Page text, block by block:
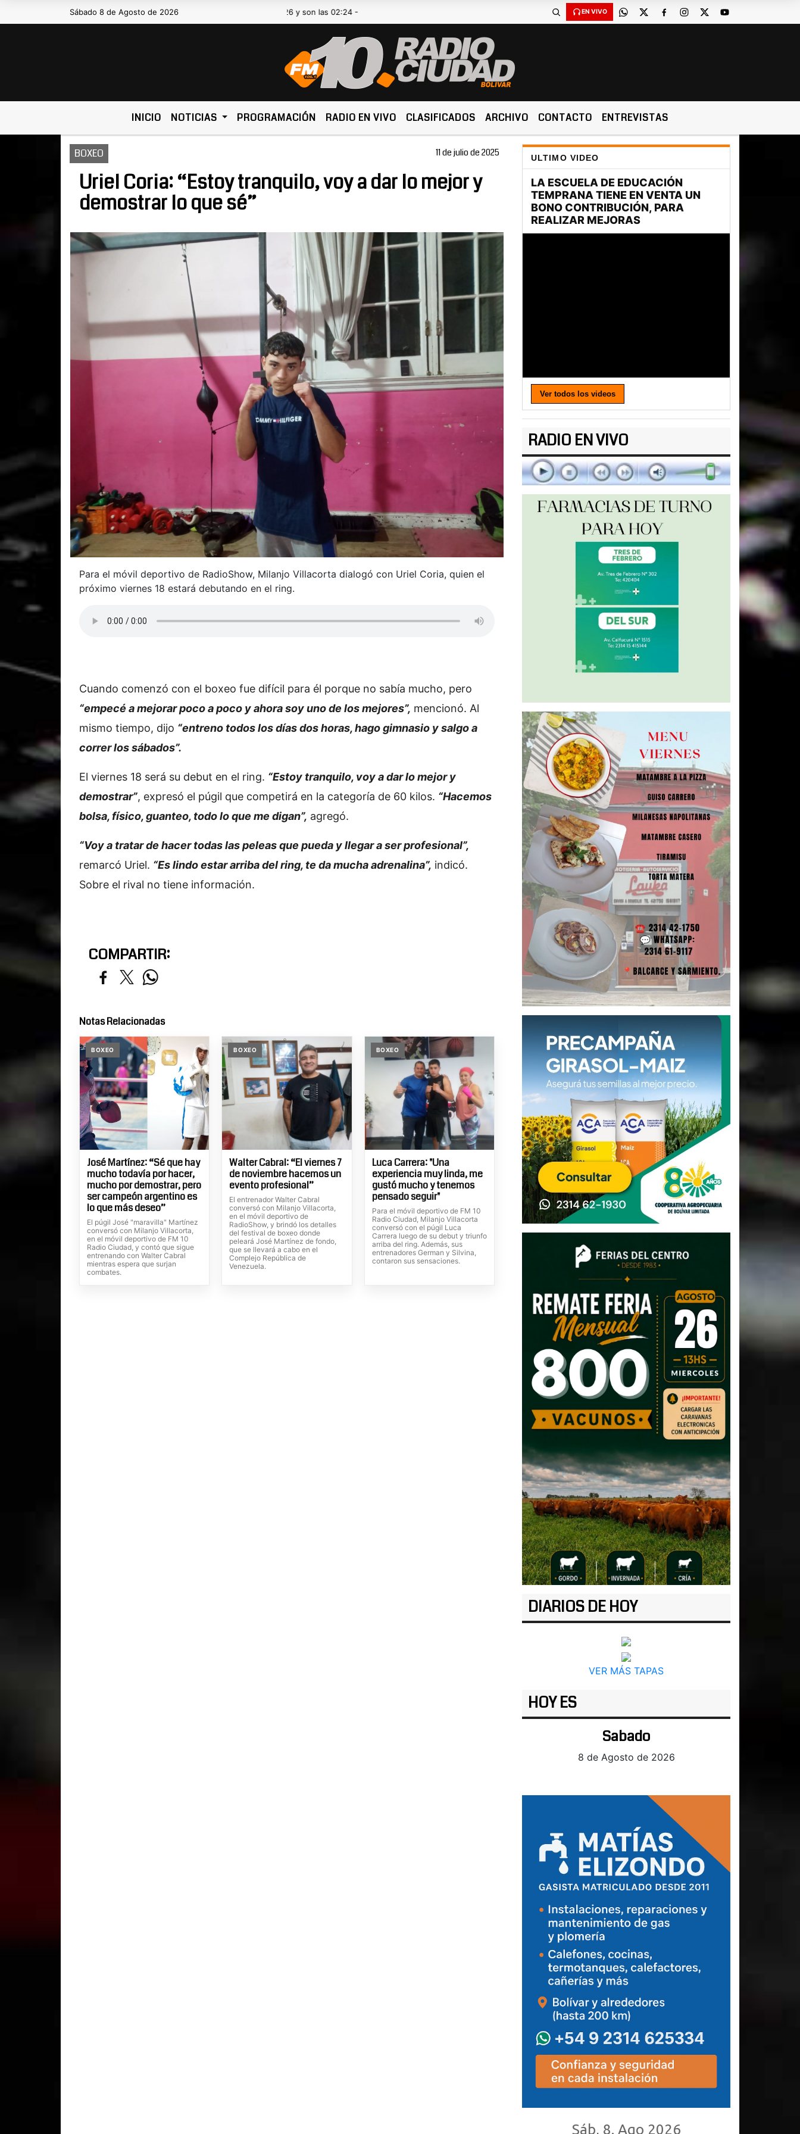
Sábado 8 de Agosto de 2026Hoy es Sábado 8 de Agosto de 2026 y son las 02:24 - EN VIVO
INICIO NOTICIAS PROGRAMACIÓN RADIO EN VIVO CLASIFICADOS ARCHIVO CONTACTO ENTREVISTAS
BOXEO 11 de julio de 2025
Uriel Coria: “Estoy tranquilo, voy a dar lo mejor y
demostrar lo que sé”
Para el móvil deportivo de RadioShow, Milanjo Villacorta dialogó con Uriel Coria, quien el
próximo viernes 18 estará debutando en el ring.
Cuando comenzó con el boxeo fue difícil para él porque no sabía mucho, pero
“empecé a mejorar poco a poco y ahora soy uno de los mejores”, mencionó. Al
mismo tiempo, dijo “entreno todos los días dos horas, hago gimnasio y salgo a
correr los sábados”.
El viernes 18 será su debut en el ring. “Estoy tranquilo, voy a dar lo mejor y
demostrar”, expresó el púgil que competirá en la categoría de 60 kilos. “Hacemos
bolsa, físico, guanteo, todo lo que me digan”, agregó.
“Voy a tratar de hacer todas las peleas que pueda y llegar a ser profesional”,
remarcó Uriel. “Es lindo estar arriba del ring, te da mucha adrenalina”, indicó.
Sobre el rival no tiene información.
COMPARTIR:
Notas Relacionadas
BOXEO
José Martínez: “Sé que hay
mucho todavía por hacer,
mucho por demostrar, pero
ser campeón argentino es
lo que más deseo”
El púgil José "maravilla" Martínez
conversó con Milanjo Villacorta,
en el móvil deportivo de FM 10
Radio Ciudad, y contó que sigue
entrenando con Walter Cabral
mientras espera que surjan
combates.
BOXEO
Walter Cabral: “El viernes 7
de noviembre hacemos un
evento profesional”
El entrenador Walter Cabral
conversó con Milanjo Villacorta,
en el móvil deportivo de
RadioShow, y brindó los detalles
del festival de boxeo donde
peleará José Martínez de fondo,
que se llevará a cabo en el
Complejo República de
Venezuela.
BOXEO
Luca Carrera: "Una
experiencia muy linda, me
gustó mucho y tenemos
pensado seguir"
Para el móvil deportivo de FM 10
Radio Ciudad, Milanjo Villacorta
conversó con el púgil Luca
Carrera luego de su debut y triunfo
arriba del ring. Además, sus
entrenadores German y Silvina,
contaron sus sensaciones.
ULTIMO VIDEO
Ver todos los videos
RADIO EN VIVO
DIARIOS DE HOY
VER MÁS TAPAS
HOY ES
Sabado
8 de Agosto de 2026